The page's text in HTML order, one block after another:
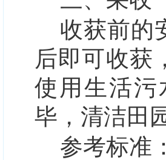
收获前的
后即可收获
使用生活
毕，清洁田
参考标准：